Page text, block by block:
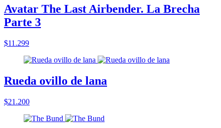
Avatar The Last Airbender. La Brecha
Parte 3
$11.299
Rueda ovillo de lana
$21.200